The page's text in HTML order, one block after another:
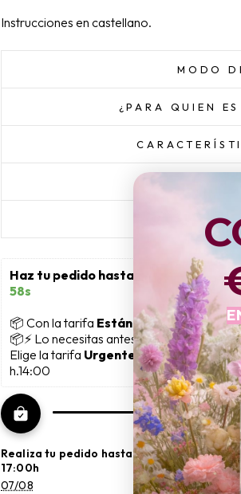
Instrucciones en castellano.
MODO
¿PARA QUIEN
HACER UNA
Haz tu pedido hasta h.17:00 para
56s
📦 Con la tarifa Estándar recíbelos entre
📦⚡ Lo necesitas antes?
Elige la tarifa Urgente14. Si lo pides en
h.14:00
Realiza tu pedido hasta
17:00h
07/08
Lo
07/